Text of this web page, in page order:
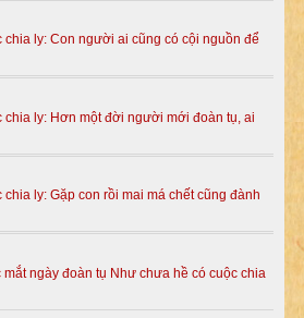
chia ly: Con người ai cũng có cội nguồn để
chia ly: Hơn một đời người mới đoàn tụ, ai
ly: Gặp con rồi mai má chết cũng đành
ngày đoàn tụ Như chưa hề có cuộc chia